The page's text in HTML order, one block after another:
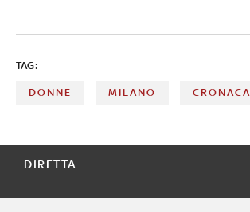
TAG:
DONNE MILANO CRONACA
DIRETTA